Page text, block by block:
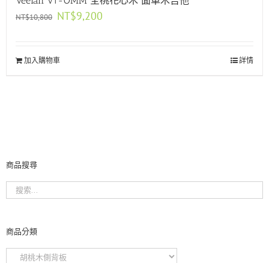
NT$10,800 原
NT$10,800。
NT$9,200
加入購物車 詳情
商品搜尋
商品分類